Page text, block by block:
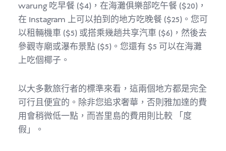
warung 吃早餐 ($4)，在海灘俱樂部吃午餐 ($20)，
在 Instagram 上可以拍到的地方吃晚餐 ($25)。您可
以租輛機車 ($5) 或搭乘幾趟共享汽車 ($6)，然後去
參觀寺廟或瀑布景點 ($5)。您還有 $5 可以在海灘
上吃個椰子。
以大多數旅行者的標準來看，這兩個地方都是完全
可行且便宜的。除非您追求奢華，否則雅加達的費
用會稍微低一點，而峇里島的費用則比較 「度
假」。